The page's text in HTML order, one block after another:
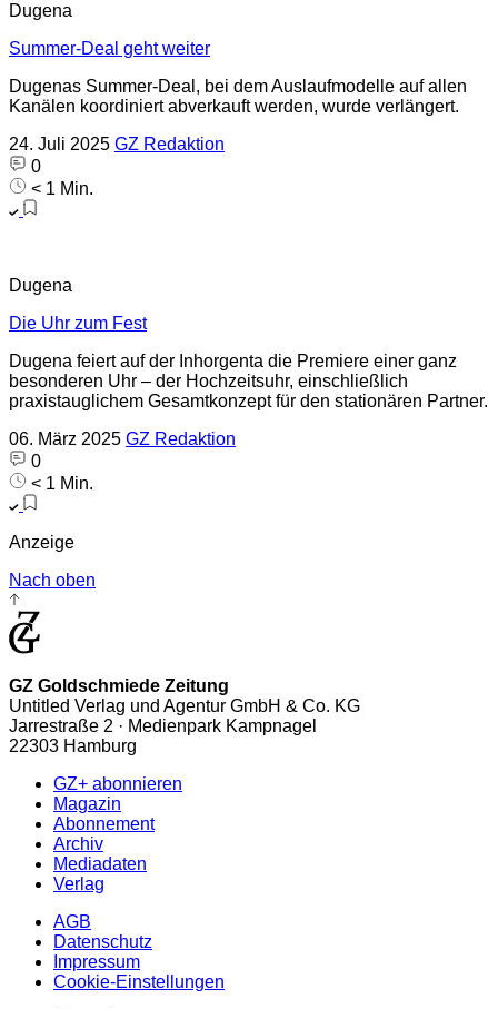
Dugena
Summer-Deal geht weiter
Dugenas Summer-Deal, bei dem Auslaufmodelle auf allen
Kanälen koordiniert abverkauft werden, wurde verlängert.
24. Juli 2025 GZ Redaktion
0
< 1 Min.
Dugena
Die Uhr zum Fest
Dugena feiert auf der Inhorgenta die Premiere einer ganz
besonderen Uhr – der Hochzeitsuhr, einschließlich
praxistauglichem Gesamtkonzept für den stationären Partner.
06. März 2025 GZ Redaktion
0
< 1 Min.
Anzeige
Nach oben
GZ Goldschmiede Zeitung
Untitled Verlag und Agentur GmbH & Co. KG
Jarrestraße 2 · Medienpark Kampnagel
22303 Hamburg
GZ+ abonnieren
Magazin
Abonnement
Archiv
Mediadaten
Verlag
AGB
Datenschutz
Impressum
Cookie-Einstellungen